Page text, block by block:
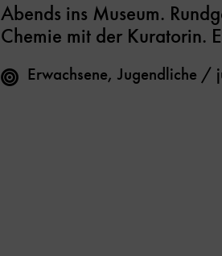
Abends ins Museum.
Chemie mit der Kuratorin.
Erwachsene, Jugendliche /